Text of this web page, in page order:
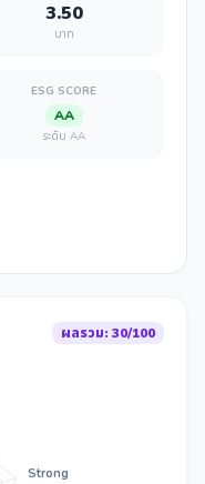
3.50
บาท
ESG SCORE
AA
ระดับ AA
ผลรวม: 30/100
Strong